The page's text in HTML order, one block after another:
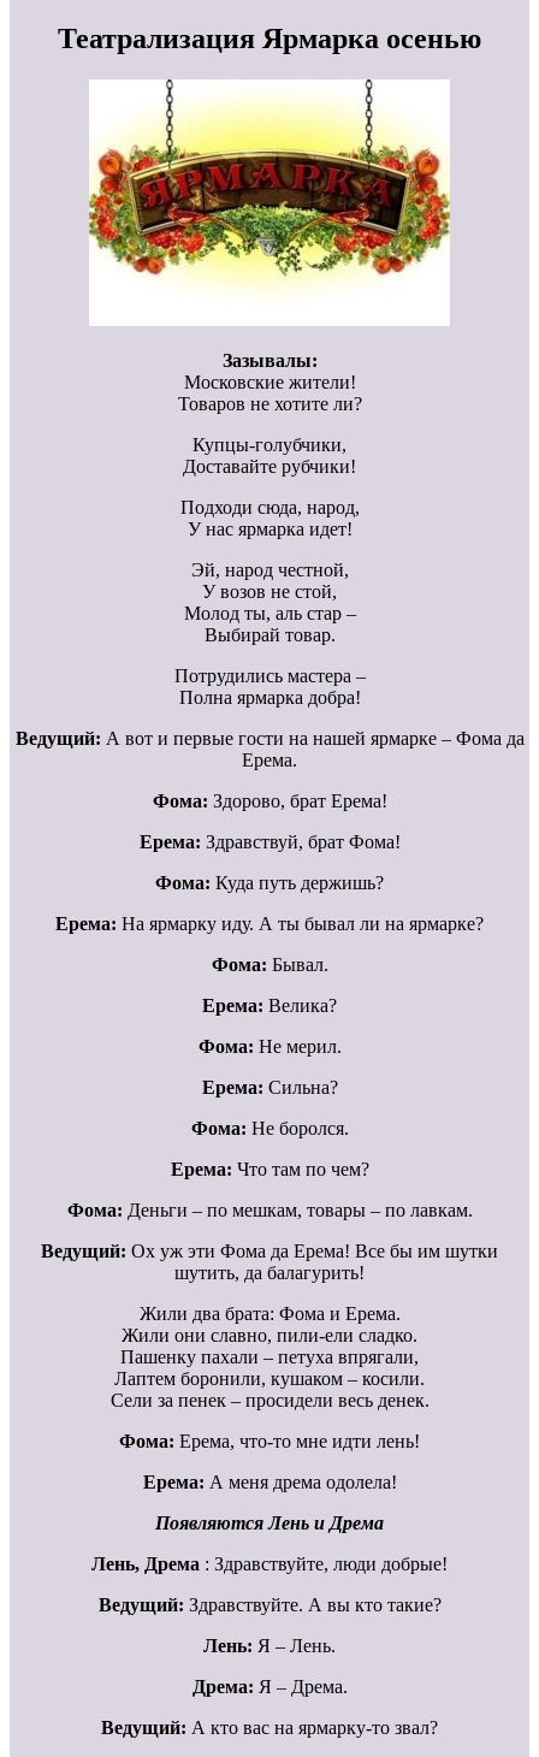
Театрализация Ярмарка осенью
Зазывалы:
Московские жители!
Товаров не хотите ли?
Купцы-голубчики,
Доставайте рубчики!
Подходи сюда, народ,
У нас ярмарка идет!
Эй, народ честной,
У возов не стой,
Молод ты, аль стар –
Выбирай товар.
Потрудились мастера –
Полна ярмарка добра!
Ведущий: А вот и первые гости на нашей ярмарке – Фома да
Ерема.
Фома: Здорово, брат Ерема!
Ерема: Здравствуй, брат Фома!
Фома: Куда путь держишь?
Ерема: На ярмарку иду. А ты бывал ли на ярмарке?
Фома: Бывал.
Ерема: Велика?
Фома: Не мерил.
Ерема: Сильна?
Фома: Не боролся.
Ерема: Что там по чем?
Фома: Деньги – по мешкам, товары – по лавкам.
Ведущий: Ох уж эти Фома да Ерема! Все бы им шутки
шутить, да балагурить!
Жили два брата: Фома и Ерема.
Жили они славно, пили-ели сладко.
Пашенку пахали – петуха впрягали,
Лаптем боронили, кушаком – косили.
Сели за пенек – просидели весь денек.
Фома: Ерема, что-то мне идти лень!
Ерема: А меня дрема одолела!
Появляются Лень и Дрема
Лень, Дрема : Здравствуйте, люди добрые!
Ведущий: Здравствуйте. А вы кто такие?
Лень: Я – Лень.
Дрема: Я – Дрема.
Ведущий: А кто вас на ярмарку-то звал?